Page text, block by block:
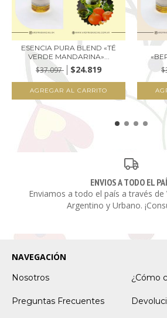
ESENCIA PURA BLEND «TÉ
VERDE MANDARINA»...
$37.097 $24.819
ENVIOS A TODO EL
Enviamos a todo el país a través de
Argentino y Urbano.
NAVEGACIÓN
Nosotros ¿Cómo
Preguntas Frecuentes